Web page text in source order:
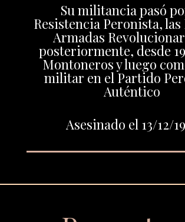
Su militancia pasó
Resistencia Peronista, las
Armadas
posteriormente, desde
Montoneros y luego
militar en el Partido
Auténtico
Asesinado el 13/12/